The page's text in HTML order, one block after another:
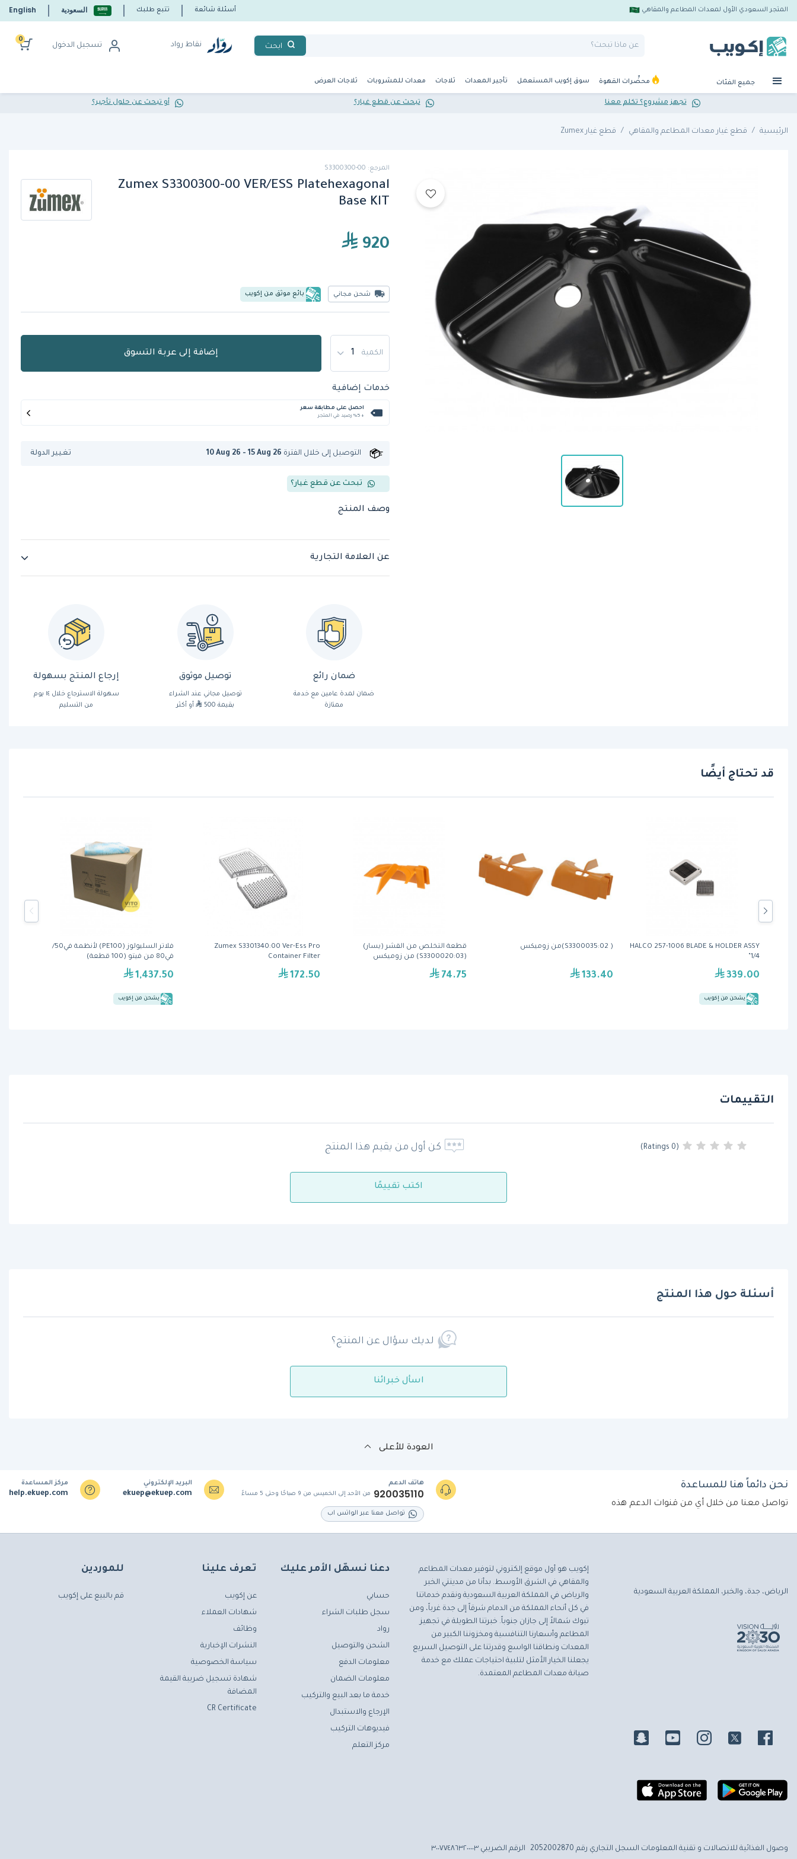
المتجر السعودي الأول لمعدات المطاعم والمقاهي أسئلة شائعة تتبع طلبك السعودية English
ابحث نقاط رواد تسجيل الدخول
0
جميع الفئات محضِّرات القهوة سوق إكويب المستعمل تأجير المعدات ثلاجات معدات للمشروبات ثلاجات العرض
تجهز مشروع؟ تكلم معنا تبحث عن قطع غيار؟ أو تبحث عن حلول تأجير؟
الرئيسية قطع غيار معدات المطاعم والمقاهي قطع غيار Zumex
المرجع: S3300300-00
Zumex S3300300-00 VER/ESS Platehexagonal
Base KIT
920
شحن مجاني بائع موثق من إكويب
الكمية إضافة إلى عربة التسوق
خدمات إضافية
احصل على مطابقة سعر
+ %5 رصيد في المتجر
التوصيل إلى خلال الفترة 10 Aug 26 - 15 Aug 26 تغيير الدولة
تبحث عن قطع غيار؟
وصف المنتج
عن العلامة التجارية
ضمان رائع
ضمان لمدة عامين مع خدمة
ممتازة
توصيل موثوق
توصيل مجاني عند الشراء
بقيمة 500
أو أكثر
إرجاع المنتج بسهولة
سهولة الاسترجاع خلال ١٤ يوم
من التسليم
قد تحتاج أيضًا
فلاتر السليولوز (PE100) لأنظمة في50/
في80 من فيتو (100 قطعة)
1,437.50
يشحن من إكويب
Zumex S3301340:00 Ver-Ess Pro
Container Filter
172.50
قطعة التخلص من القشر (يسار)
(S3300020:03) من زوميكس
74.75
( S3300035:02)من زوميكس
133.40
HALCO 257-1006 BLADE & HOLDER ASSY
1/4"
339.00
يشحن من إكويب
التقييمات
(0 Ratings) كن أول من يقيم هذا المنتج
اكتب تقييمًا
أسئلة حول هذا المنتج
لديك سؤال عن المنتج؟
اسأل خبرائنا
العودة للأعلى
نحن دائماً هنا للمساعدة
تواصل معنا من خلال أي من قنوات الدعم هذه
هاتف الدعم
920035110 من الأحد إلى الخميس من 9 صباحًا وحتى 5 مساءً
تواصل معنا عبر الواتس اب
البريد الإلكتروني
ekuep@ekuep.com
مركز المساعدة
help.ekuep.com
الرياض، جدة، والخبر، المملكة العربية السعودية
إكويب هو أول موقع إلكتروني لتوفير معدات المطاعم
والمقاهي في الشرق الأوسط. بدأنا من مدينتي الخبر
والرياض في المملكة العربية السعودية ونقدم خدماتنا
في كل أنحاء المملكة من الدمام شرقاً إلى جدة غرباً، ومن
تبوك شمالاً إلى جازان جنوباً. خبرتنا الطويلة في تجهيز
المطاعم وأسعارنا التنافسية ومخزوننا الكبير من
المعدات ونطاقنا الواسع وقدرتنا على التوصيل السريع
يجعلنا الخيار الأمثل لتلبية احتياجات عملك مع خدمة
صيانة معدات المطاعم المعتمدة.
دعنا نسهّل الأمر عليك
حسابي
سجل طلبات الشراء
رواد
الشحن والتوصيل
معلومات الدفع
معلومات الضمان
خدمة ما بعد البيع والتركيب
الإرجاع والاستبدال
فيديوهات التركيب
مركز التعلم
تعرف علينا
عن إكويب
شهادات العملاء
وظائف
النشرات الإخبارية
سياسة الخصوصية
شهادة تسجيل ضريبة القيمة
المضافة
CR Certificate
للموردين
قم بالبيع على إكويب
وصول الغذائية للاتصالات و تقنية المعلومات السجل التجاري رقم 2052002870 الرقم الضريبي ٣٠٠٧٧٤٨٦٣٢٠٠٠٠٣